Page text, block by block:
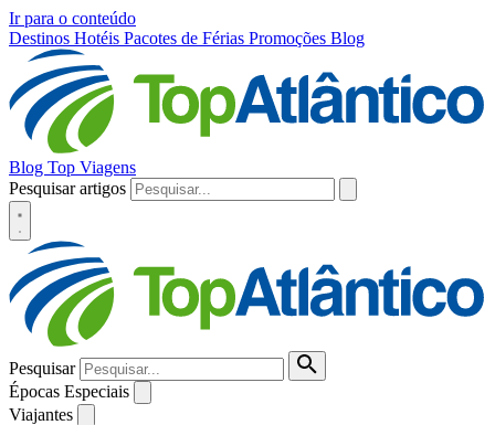
Ir para o conteúdo
Destinos Hotéis Pacotes de Férias Promoções Blog
Blog Top Viagens
Pesquisar artigos
Pesquisar
Épocas Especiais
Viajantes